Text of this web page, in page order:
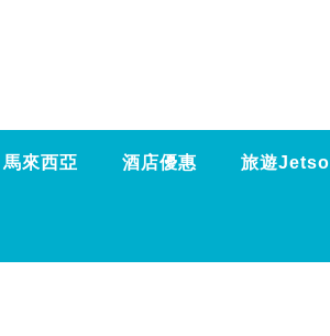
馬來西亞 酒店優惠 旅遊Jetso